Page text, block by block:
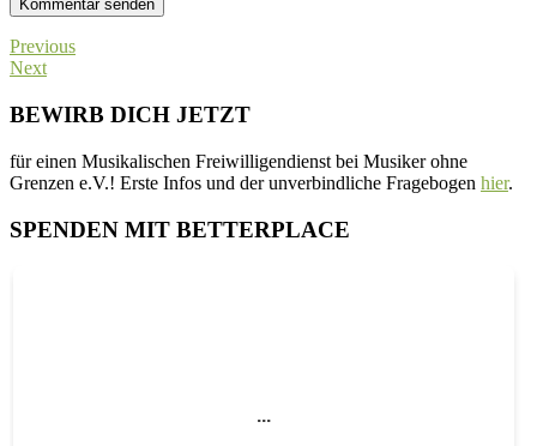
Previous
Next
BEWIRB DICH JETZT
für einen Musikalischen Freiwilligendienst bei Musiker ohne
Grenzen e.V.! Erste Infos und der unverbindliche Fragebogen hier.
SPENDEN MIT BETTERPLACE